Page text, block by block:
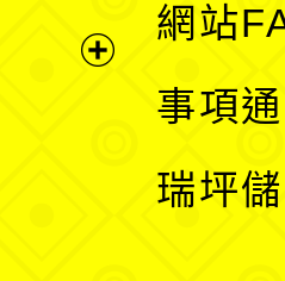
網站
事項
瑞坪